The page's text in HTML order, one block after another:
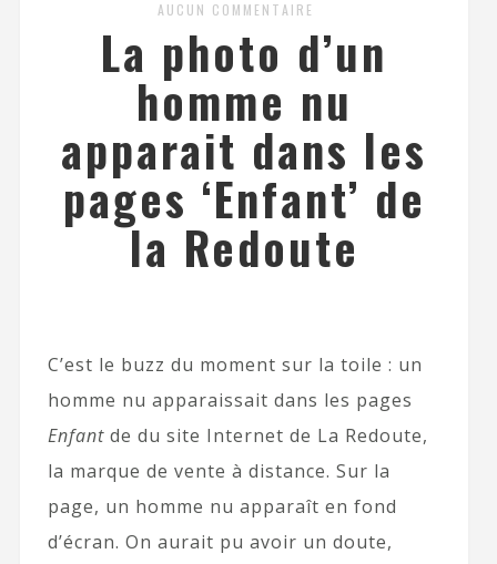
AUCUN COMMENTAIRE
La photo d’un
homme nu
apparait dans les
pages ‘Enfant’ de
la Redoute
C’est le buzz du moment sur la toile : un
homme nu apparaissait dans les pages
Enfantde du site Internet de La Redoute,
la marque de vente à distance. Sur la
page, un homme nu apparaît en fond
d’écran. On aurait pu avoir un doute,